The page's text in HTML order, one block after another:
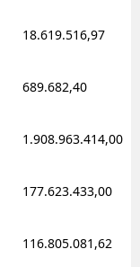
18.619.516,97
689.682,40
1.908.963.414,00
177.623.433,00
116.805.081,62